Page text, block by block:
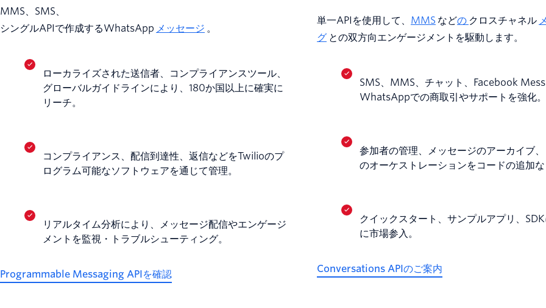
MMS、SMS、
シングルAPIで作成するWhatsApp メッセージ 。
ローカライズされた送信者、コンプライアンスツール、
グローバルガイドラインにより、180か国以上に確実に
リーチ。
コンプライアンス、配信到達性、返信などをTwilioのプ
ログラム可能なソフトウェアを通じて管理。
リアルタイム分析により、メッセージ配信やエンゲージ
メントを監視・トラブルシューティング。
Programmable Messaging APIを確認
単一APIを使用して、 MMS などの クロスチャネル
グ との双方向エンゲージメントを駆動します。
SMS、MMS、チャット、Facebook
WhatsAppでの商取引やサポートを強化。
参加者の管理、メッセージのアーカイブ
のオーケストレーションをコードの追加
クイックスタート、サンプルアプリ、
に市場参入。
Conversations APIのご案内